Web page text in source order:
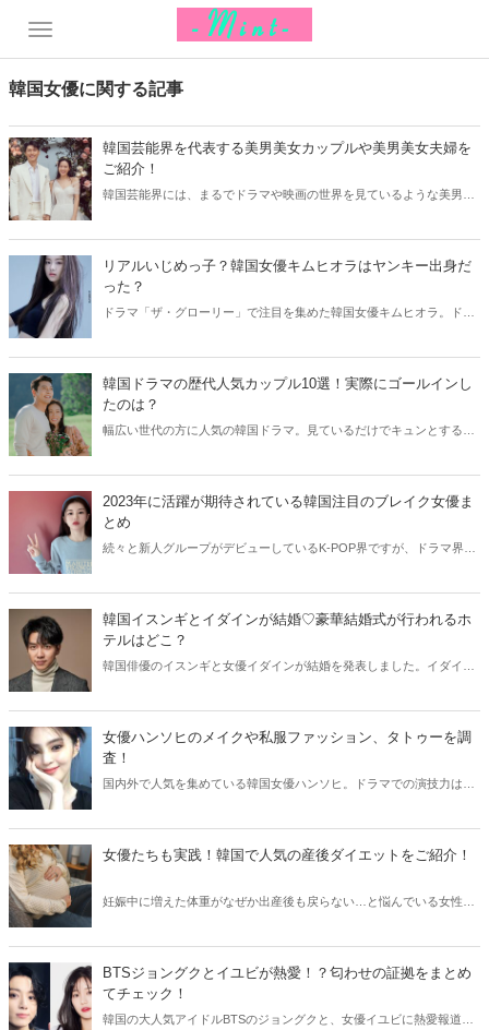
韓国女優に関する記事
韓国芸能界を代表する美男美女カップルや美男美女夫婦を
ご紹介！
韓国芸能界には、まるでドラマや映画の世界を見ているような美男美
リアルいじめっ子？韓国女優キムヒオラはヤンキー出身だ
った？
ドラマ「ザ・グローリー」で注目を集めた韓国女優キムヒオラ。ドラ
韓国ドラマの歴代人気カップル10選！実際にゴールインし
たのは？
幅広い世代の方に人気の韓国ドラマ。見ているだけでキュンとするよ
韓国ドラマの歴代人気カップルをご紹介します。
2023年に活躍が期待されている韓国注目のブレイク女優ま
とめ
続々と新人グループがデビューしているK-POP界ですが、ドラマ界で
韓国イスンギとイダインが結婚♡豪華結婚式が行われるホ
テルはどこ？
韓国俳優のイスンギと女優イダインが結婚を発表しました。イダイン
についてご紹介します！
女優ハンソヒのメイクや私服ファッション、タトゥーを調
査！
国内外で人気を集めている韓国女優ハンソヒ。ドラマでの演技力はも
私服ファッション、タトゥーについてご紹介します！
女優たちも実践！韓国で人気の産後ダイエットをご紹介！
妊娠中に増えた体重がなぜか出産後も戻らない…と悩んでいる女性は
BTSジョングクとイユビが熱愛！？匂わせの証拠をまとめ
てチェック！
韓国の大人気アイドルBTSのジョングクと、女優イユビに熱愛報道が